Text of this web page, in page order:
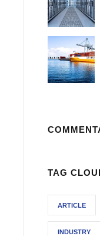
TAG
ARTICLE
INDUSTRY